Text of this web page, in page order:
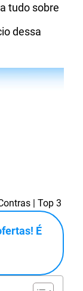
tudo sobre
dessa
| Top 3
É